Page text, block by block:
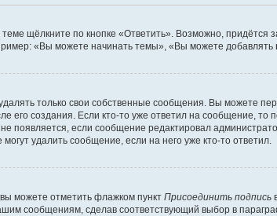
щёлкните по кнопке «Ответить». Возможно, придётся
«Вы можете начинать темы», «Вы можете добавлять
только свои собственные сообщения. Вы можете
его создания. Если кто-то уже ответил на сообщение, то
появляется, если сообщение редактировал
удалить сообщение, если на него уже кто-то ответил.
можете отметить флажком пункт Присоединить подпись
сообщениям, сделав соответствующий выбор в